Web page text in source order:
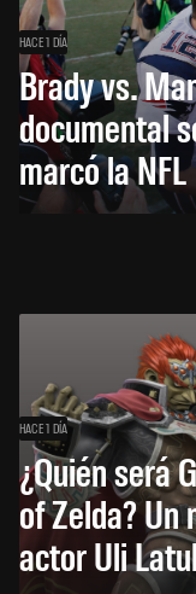
HACE 1 DÍA
Brady vs.
documental
marcó la NFL
HACE 1 DÍA
¿Quién será
of Zelda? Un
actor Uli